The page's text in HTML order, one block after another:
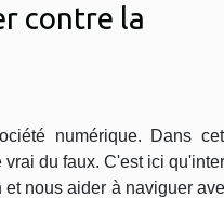
contre la
numérique. Dans
du faux. C'est ici
nous aider à naviguer